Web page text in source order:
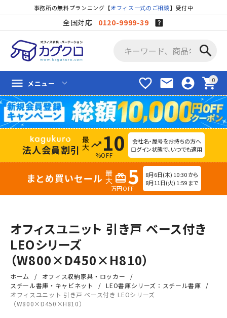
事務所の無料プランニング【オフィス一式のご相談】受付中
全国対応 0120-9999-39
search
favorite_border mail account_circle shopping_cart
menu メニュー
法人会員割引 trending_up 10
%OFF
会社名・屋号をお持ちの方へ
ログイン状態で、いつでも適用
まとめ買いセール redeem 5
万円OFF
8月6日(木) 10:30 から
8月11日(火) 1:59 まで
オフィスユニット 引き戸 ベース付き
LEOシリーズ
（W800×D450×H810）
ホーム
オフィス収納家具・ロッカー
スチール書庫・キャビネット
LEO書庫シリーズ：スチール書庫
オフィスユニット 引き戸 ベース付き LEOシリーズ
（W800×D450×H810）